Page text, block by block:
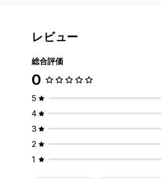
レビュー
総合評価
0
5
4
3
2
1